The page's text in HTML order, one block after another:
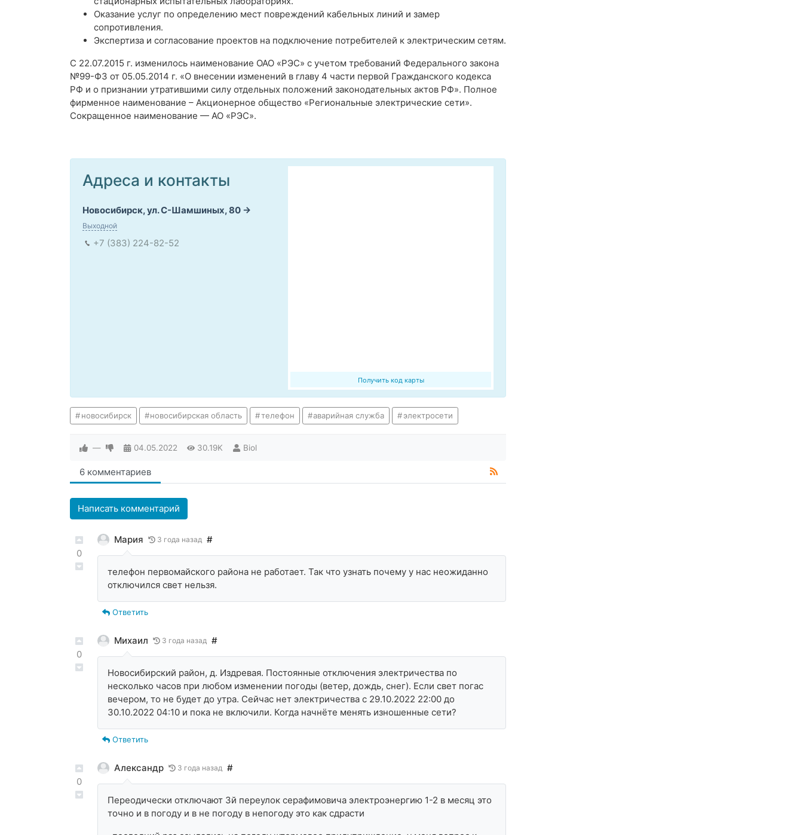
Оказание услуг по определению мест повреждений кабельных линий и замер
сопротивления.
Экспертиза и согласование проектов на подключение потребителей к электрическим сетям.
C 22.07.2015 г. изменилось наименование ОАО «РЭС» с учетом требований Федерального закона
№99-ФЗ от 05.05.2014 г. «О внесении изменений в главу 4 части первой Гражданского кодекса
РФ и о признании утратившими силу отдельных положений законодательных актов РФ». Полное
фирменное наименование – Акционерное общество «Региональные электрические сети».
Сокращенное наименование — АО «РЭС».
Получить код карты
Адреса и контакты
Новосибирск, ул. С-Шамшиных, 80
Выходной
+7 (383) 224-82-52
новосибирск новосибирская область телефон аварийная служба электросети
— 04.05.2022 30.19K Biol
6 комментариев
Написать комментарий
0
Мария 3 года назад #
телефон первомайского района не работает. Так что узнать почему у нас неожиданно
отключился свет нельзя.
Ответить
0
Михаил 3 года назад #
Новосибирский район, д. Издревая. Постоянные отключения электричества по
несколько часов при любом изменении погоды (ветер, дождь, снег). Если свет погас
вечером, то не будет до утра. Сейчас нет электричества с 29.10.2022 22:00 до
30.10.2022 04:10 и пока не включили. Когда начнёте менять изношенные сети?
Ответить
0
Александр 3 года назад #
Переодически отключают 3й переулок серафимовича электроэнергию 1-2 в месяц это
точно и в погоду и в не погоду в непогоду это как сдрасти